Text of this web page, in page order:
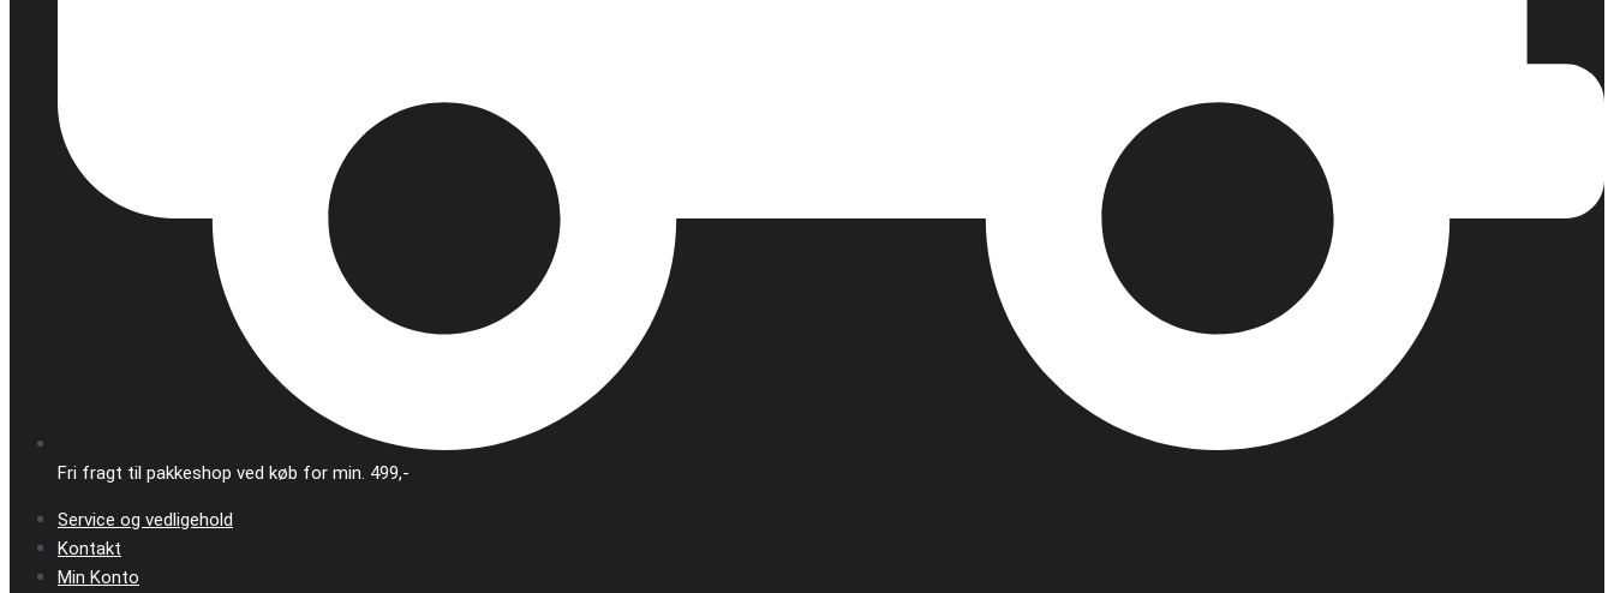
Fri fragt til pakkeshop ved køb for min. 499,-
Service og vedligehold
Kontakt
Min Konto